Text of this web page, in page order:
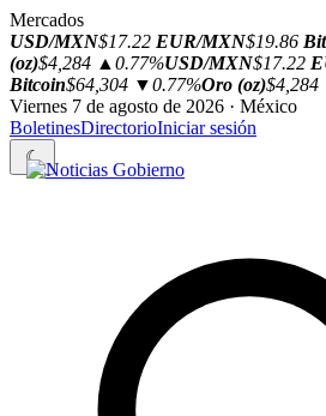
Mercados
USD/MXN$17.22 EUR/MXN$19.86
(oz)$4,284 ▲0.77%USD/MXN$17.22
Bitcoin$64,304 ▼0.77%Oro (oz)$4,284
Viernes 7 de agosto de 2026 · México
BoletinesDirectorioIniciar sesión
☾